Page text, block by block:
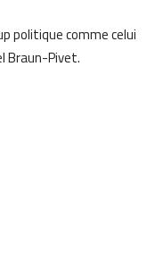
politique comme celui
Braun-Pivet.